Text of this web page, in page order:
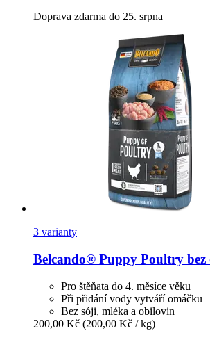
Doprava zdarma do 25. srpna
3 varianty
Belcando® Puppy Poultry
Pro štěňata do 4. měsíce věku
Při přidání vody vytváří omáčku
Bez sóji, mléka a obilovin
200,00 Kč (200,00 Kč / kg)